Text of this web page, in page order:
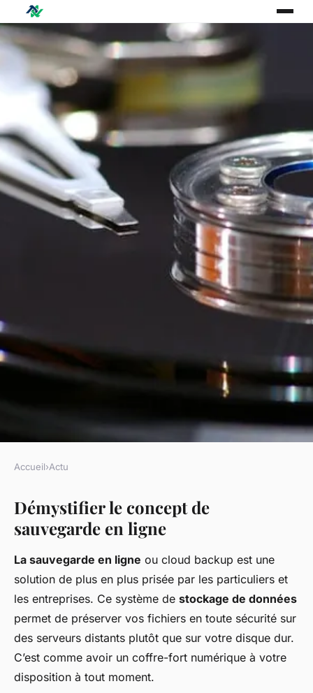
Les avantages de la
sauvegarde en ligne (cloud
backup).
admin • 22 janvier 2024 5 min de lecture
Accueil›Actu
Démystifier le concept de
sauvegarde en ligne
La sauvegarde en ligne ou cloud backup est une
solution de plus en plus prisée par les particuliers et
les entreprises. Ce système de stockage de données
permet de préserver vos fichiers en toute sécurité sur
des serveurs distants plutôt que sur votre disque dur.
C’est comme avoir un coffre-fort numérique à votre
disposition à tout moment.